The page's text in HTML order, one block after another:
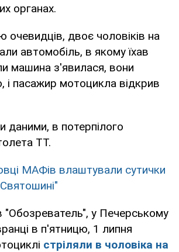
органах.
очевидців, двоє чоловіків на
автомобіль, в якому їхав
машина з'явилася, вони
і пасажир мотоцикла відкрив
даними, в потерпілого
ТТ.
МАФів влаштували сутички
"Обозреватель", у Печерському
в п'ятницю, 1 липня
стріляли в чоловіка на